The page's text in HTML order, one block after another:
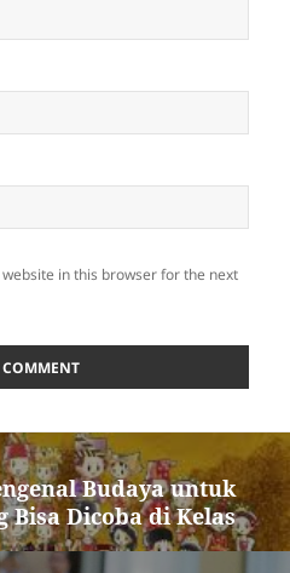
in this browser for the next
Budaya untuk
Bisa Dicoba di Kelas